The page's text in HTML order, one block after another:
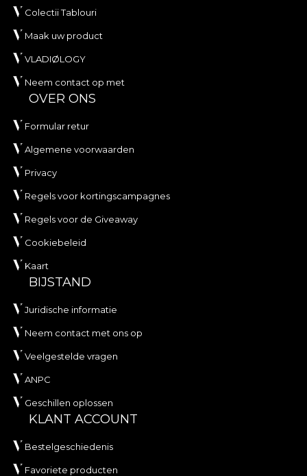
Colectii Tablouri
Maak uw product
VLADIØLOGY
Neem contact op met
OVER ONS
Formular retur
Algemene voorwaarden
Privacy
Regels voor kortingscampagnes
Regels voor de Giveaway
Cookiebeleid
Kaart
BIJSTAND
Juridische informatie
Neem contact met ons op
Veelgestelde vragen
ANPC
Geschillen oplossen
KLANT ACCOUNT
Bestelgeschiedenis
Favoriete producten